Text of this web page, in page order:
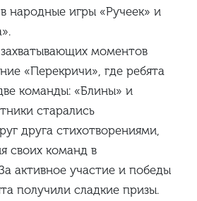
народные игры «Ручеек» и
моментов
«Перекричи», где ребята
команды: «Блины» и
старались
друга стихотворениями,
своих команд в
активное участие и победы
получили сладкие призы.